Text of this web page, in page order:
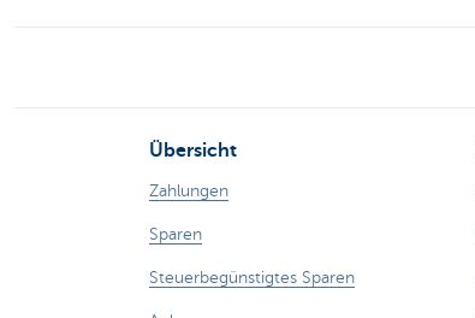
Übersicht
Zahlungen
Sparen
Steuerbegünstigtes Sparen